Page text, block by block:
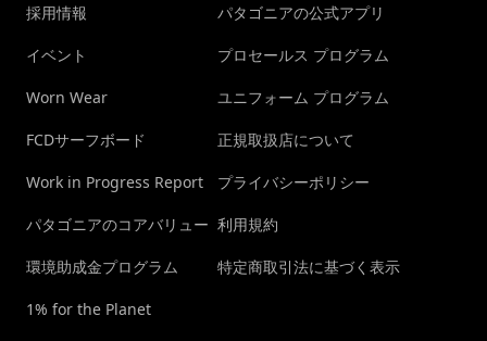
採用情報
イベント
Worn Wear
FCDサーフボード
Work in Progress Report
パタゴニアのコアバリュー
環境助成金プログラム
1% for the Planet
パタゴニアの公式アプリ
プロセールス プログラム
ユニフォーム プログラム
正規取扱店について
プライバシーポリシー
利用規約
特定商取引法に基づく表示